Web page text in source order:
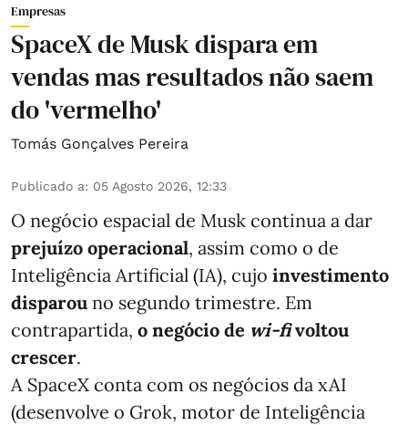
Empresas
SpaceX de Musk dispara em
vendas mas resultados não saem
do 'vermelho'
Tomás Gonçalves Pereira
Publicado a: 05 Agosto 2026, 12:33
O negócio espacial de Musk continua a dar
prejuízo operacional, assim como o de
Inteligência Artificial (IA), cujo investimento
disparou no segundo trimestre. Em
contrapartida, o negócio de wi-fivoltou
crescer.
A SpaceX conta com os negócios da xAI
(desenvolve o Grok, motor de Inteligência